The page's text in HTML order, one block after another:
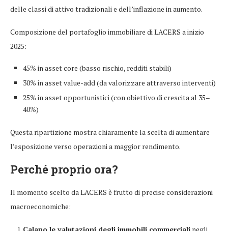
delle classi di attivo tradizionali e dell’inflazione in aumento.
Composizione del portafoglio immobiliare di LACERS a inizio
2025:
45% in asset core (basso rischio, redditi stabili)
30% in asset value-add (da valorizzare attraverso interventi)
25% in asset opportunistici (con obiettivo di crescita al 35–
40%)
Questa ripartizione mostra chiaramente la scelta di aumentare
l’esposizione verso operazioni a maggior rendimento.
Perché proprio ora?
Il momento scelto da LACERS è frutto di precise considerazioni
macroeconomiche: